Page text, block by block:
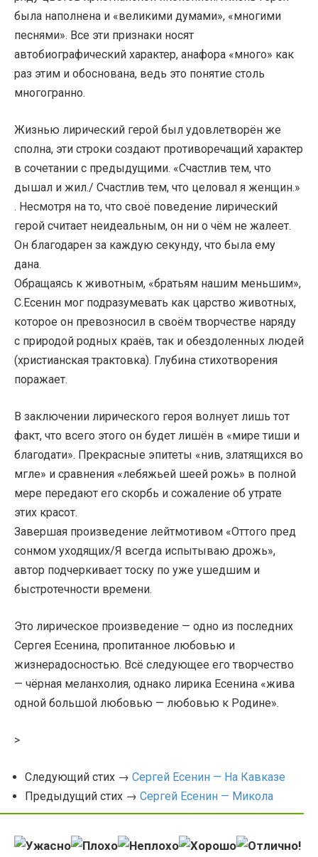
была наполнена и «великими думами», «многими
песнями». Все эти признаки носят
автобиографический характер, анафора «много» как
раз этим и обоснована, ведь это понятие столь
многогранно.
Жизнью лирический герой был удовлетворён же
сполна, эти строки создают противоречащий характер
в сочетании с предыдущими. «Счастлив тем, что
дышал и жил./ Счастлив тем, что целовал я женщин.»
. Несмотря на то, что своё поведение лирический
герой считает неидеальным, он ни о чём не жалеет.
Он благодарен за каждую секунду, что была ему
дана.
Обращаясь к животным, «братьям нашим меньшим»,
С.Есенин мог подразумевать как царство животных,
которое он превозносил в своём творчестве наряду
с природой родных краёв, так и обездоленных людей
(христианская трактовка). Глубина стихотворения
поражает.
В заключении лирического героя волнует лишь тот
факт, что всего этого он будет лишён в «мире тиши и
благодати». Прекрасные эпитеты «нив, златящихся во
мгле» и сравнения «лебяжьей шеей рожь» в полной
мере передают его скорбь и сожаление об утрате
этих красот.
Завершая произведение лейтмотивом «Оттого пред
сонмом уходящих/Я всегда испытываю дрожь»,
автор подчеркивает тоску по уже ушедшим и
быстротечности времени.
Это лирическое произведение — одно из последних
Сергея Есенина, пропитанное любовью и
жизнерадосностью. Всё следующее его творчество
— чёрная меланхолия, однако лирика Есенина «жива
одной большой любовью — любовью к Родине».
>
Следующий стих → Сергей Есенин — На Кавказе
Предыдущий стих → Сергей Есенин — Микола